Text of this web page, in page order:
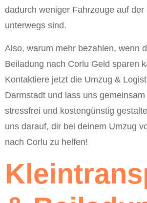
dadurch weniger Fahrzeuge auf der
unterwegs sind.
Also, warum mehr bezahlen, wenn
Beiladung nach Corlu Geld sparen
Kontaktiere jetzt die Umzug &
Darmstadt und lass uns
stressfrei und kostengünstig
uns darauf, dir bei deinem Umzug
nach Corlu zu helfen!